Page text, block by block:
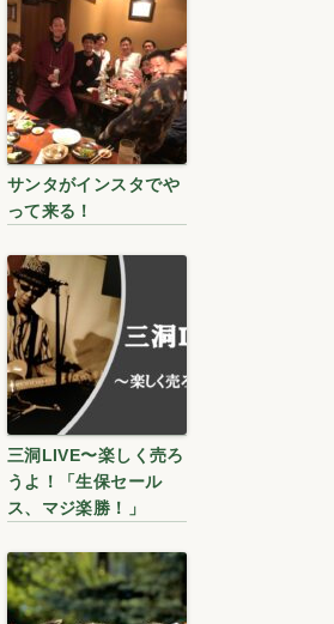
サンタがインスタでや
って来る！
三洞LIVE〜楽しく売ろ
うよ！「生保セール
ス、マジ楽勝！」